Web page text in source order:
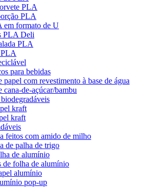
PLA
PLA
em formato de U
PLA Deli
PLA
PLA
para bebidas
papel com revestimento à base de água
cana-de-açúcar/bambu
kraft
kraft
feitos com amido de milho
de palha de trigo
de alumínio
de folha de alumínio
alumínio
pop-up